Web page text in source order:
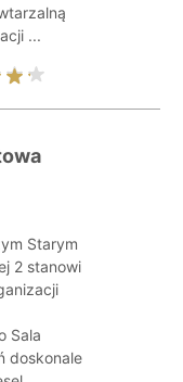
...
Starym
2 stanowi
Sala
doskonale